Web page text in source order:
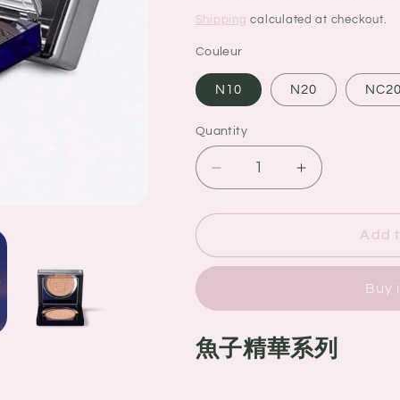
price
price
Shipping calculated at checkout.
Couleur
N10 N20 NC20
Quantity
Quantity
Decrease
quantity
for
Prairie
華
Increase
quantity
for
Prairie
華
Add
Buy
魚子精華系列